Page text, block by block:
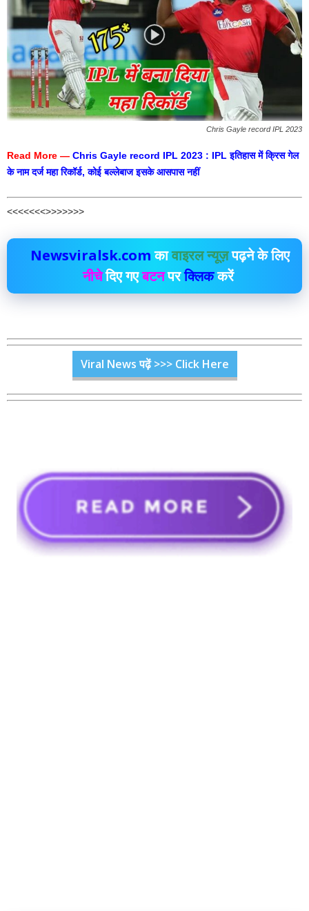
Chris Gayle record IPL 2023
Read More — Chris Gayle record IPL 2023 : IPL इतिहास में क्रिस गेल
के नाम दर्ज महा रिकॉर्ड, कोई बल्लेबाज इसके आसपास नहीं
<<<<<<<>>>>>>>
Newsviralsk.comकावाइरल न्यूज़पढ़ने के लिए
नीचेदिए गएबटनपरक्लिककरें
Viral News पढ़ें >>> Click Here